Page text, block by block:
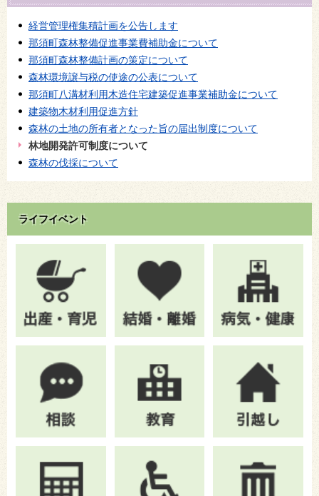
経営管理権集積計画を公告します
那須町森林整備促進事業費補助金について
那須町森林整備計画の策定について
森林環境譲与税の使途の公表について
那須町八溝材利用木造住宅建築促進事業補助金について
建築物木材利用促進方針
森林の土地の所有者となった旨の届出制度について
林地開発許可制度について
森林の伐採について
ライフイベント